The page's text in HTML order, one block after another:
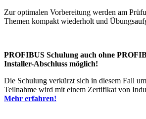
Zur optimalen Vorbereitung werden am
Themen kompakt wiederholt und
PROFIBUS Schulung auch ohne
Installer-Abschluss möglich!
Die Schulung verkürzt sich in diesem Fall
Teilnahme wird mit einem Zertifikat von
Mehr erfahren!